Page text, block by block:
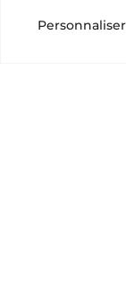
Personnaliser
Abonnez-